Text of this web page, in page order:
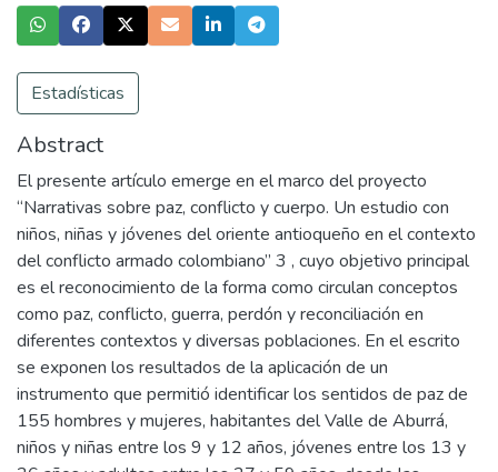
Estadísticas
Abstract
El presente artículo emerge en el marco del proyecto
“Narrativas sobre paz, conflicto y cuerpo. Un estudio con
niños, niñas y jóvenes del oriente antioqueño en el contexto
del conflicto armado colombiano” 3 , cuyo objetivo principal
es el reconocimiento de la forma como circulan conceptos
como paz, conflicto, guerra, perdón y reconciliación en
diferentes contextos y diversas poblaciones. En el escrito
se exponen los resultados de la aplicación de un
instrumento que permitió identificar los sentidos de paz de
155 hombres y mujeres, habitantes del Valle de Aburrá,
niños y niñas entre los 9 y 12 años, jóvenes entre los 13 y